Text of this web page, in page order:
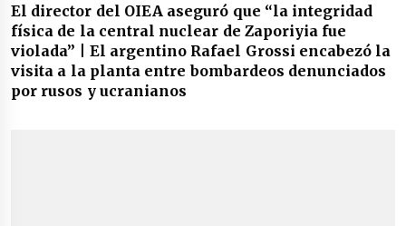
El director del OIEA aseguró que “la integridad
física de la central nuclear de Zaporiyia fue
violada” | El argentino Rafael Grossi encabezó la
visita a la planta entre bombardeos denunciados
por rusos y ucranianos